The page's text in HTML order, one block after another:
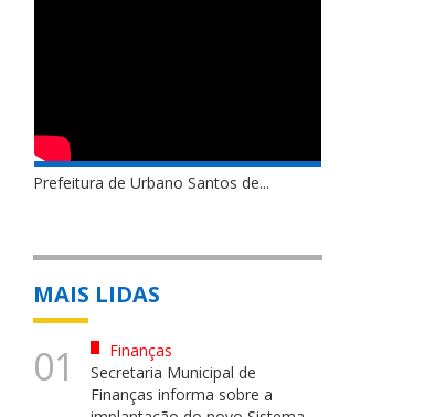
Prefeitura de Urbano Santos de...
MAIS LIDAS
01
Finanças
Secretaria Municipal de
Finanças informa sobre a